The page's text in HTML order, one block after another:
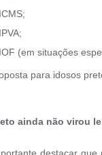
ICMS;
IPVA;
IOF (em situações
para idosos
ainda não virou
destacar